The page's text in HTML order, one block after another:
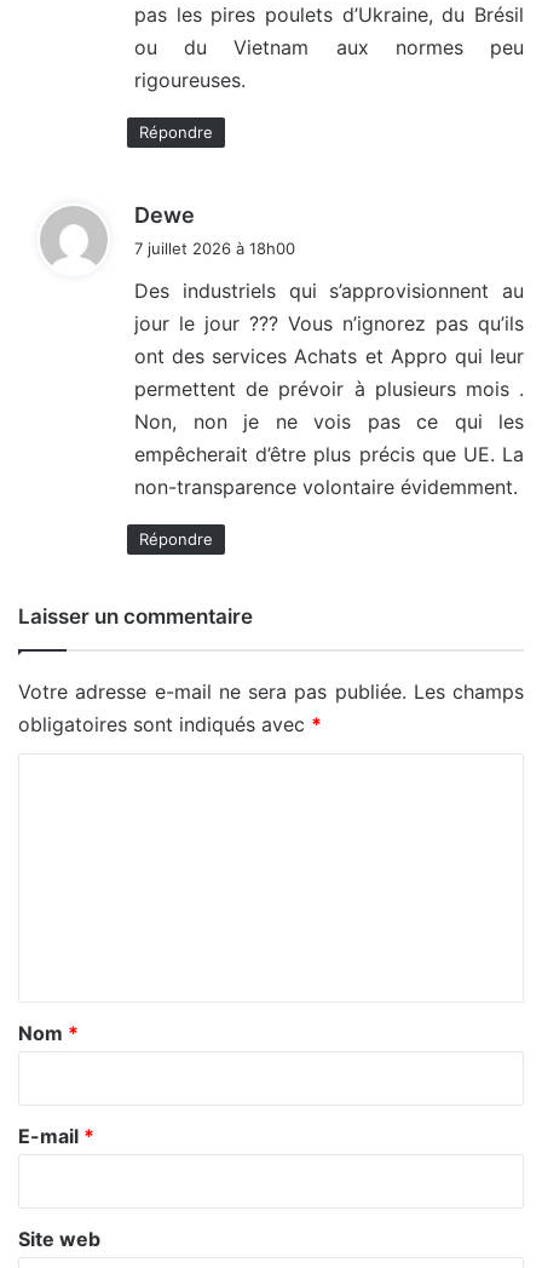
pas les pires poulets d’Ukraine, du Brésil
ou du Vietnam aux normes peu
rigoureuses.
Répondre
Dewe
7 juillet 2026 à 18h00
Des industriels qui s’approvisionnent au
jour le jour ??? Vous n’ignorez pas qu’ils
ont des services Achats et Appro qui leur
permettent de prévoir à plusieurs mois .
Non, non je ne vois pas ce qui les
empêcherait d’être plus précis que UE. La
non-transparence volontaire évidemment.
Répondre
Laisser un commentaire
Votre adresse e-mail ne sera pas publiée. Les champs
obligatoires sont indiqués avec *
a
e
Nom *
E-mail *
Site web